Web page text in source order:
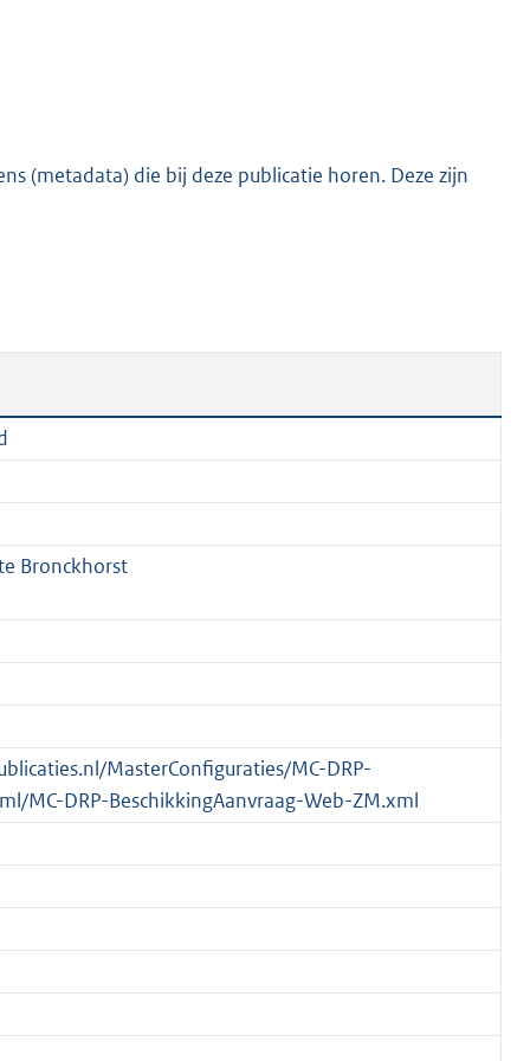
K
(metadata) die bij deze publicatie horen. Deze zijn
Bronckhorst
MasterConfiguraties/MC-DRP-
MC-DRP-BeschikkingAanvraag-Web-ZM.xml